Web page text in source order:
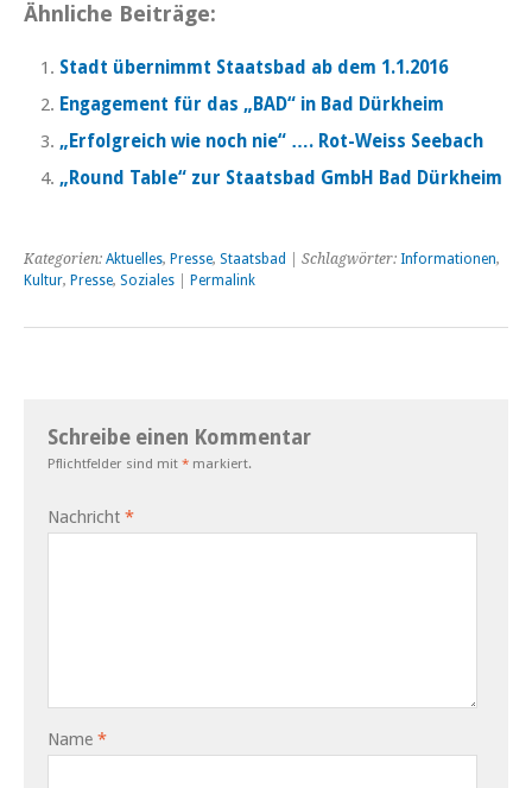
Ähnliche Beiträge:
Stadt übernimmt Staatsbad ab dem 1.1.2016
Engagement für das „BAD“ in Bad Dürkheim
„Erfolgreich wie noch nie“ …. Rot-Weiss Seebach
„Round Table“ zur Staatsbad GmbH Bad Dürkheim
Kategorien: Aktuelles, Presse, Staatsbad | Schlagwörter: Informationen,
Kultur, Presse, Soziales Permalink
Schreibe einen Kommentar
Pflichtfelder sind mit * markiert.
Nachricht *
Name *